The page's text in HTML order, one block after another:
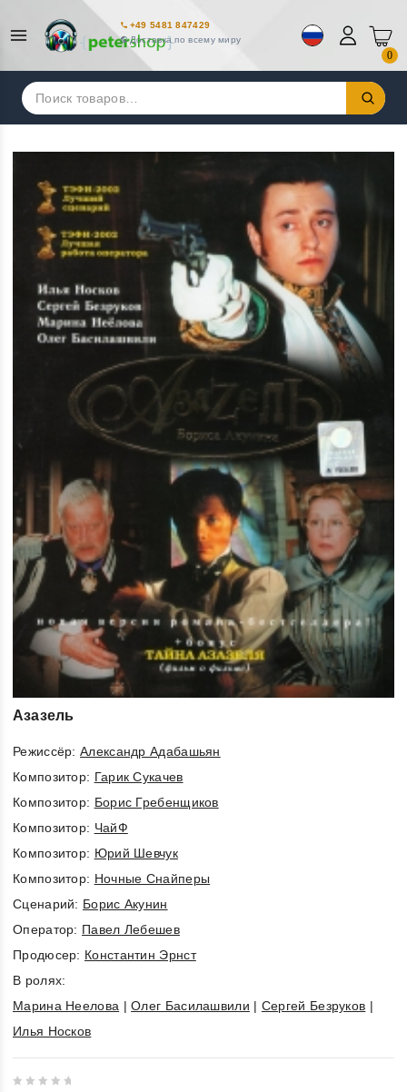
+49 5481 847429
Доставка по всему миру
0
Искать:
Азазель
Режиссёр:Александр Адабашьян
Композитор: Гарик Сукачев
Композитор: Борис Гребенщиков
Композитор: ЧайФ
Композитор: Юрий Шевчук
Композитор: Ночные Снайперы
Cценарий: Борис Акунин
Оператор: Павел Лебешев
Продюсер: Константин Эрнст
В ролях:
Марина Неелова |Олег Басилашвили | Сергей Безруков |
Илья Носков